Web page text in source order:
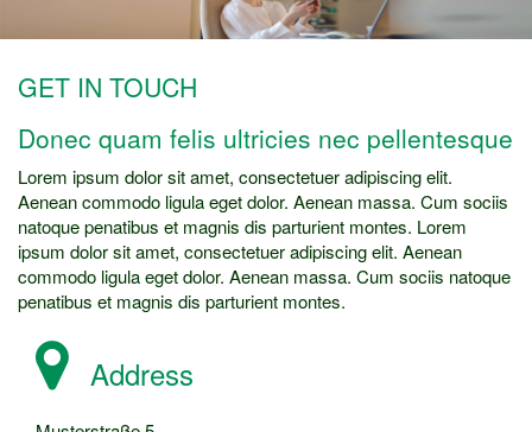
GET IN TOUCH
Donec quam felis ultricies nec pellentesque
Lorem ipsum dolor sit amet, consectetuer adipiscing elit.
Aenean commodo ligula eget dolor. Aenean massa. Cum sociis
natoque penatibus et magnis dis parturient montes. Lorem
ipsum dolor sit amet, consectetuer adipiscing elit. Aenean
commodo ligula eget dolor. Aenean massa. Cum sociis natoque
penatibus et magnis dis parturient montes.
Address